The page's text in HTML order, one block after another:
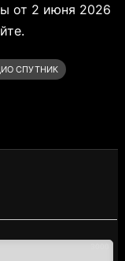
от 2 июня 2026
СПУТНИК